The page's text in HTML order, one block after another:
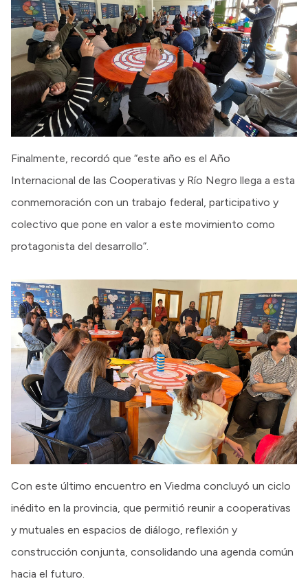
Finalmente, recordó que “este año es el Año
Internacional de las Cooperativas y Río Negro llega a esta
conmemoración con un trabajo federal, participativo y
colectivo que pone en valor a este movimiento como
protagonista del desarrollo”.
Con este último encuentro en Viedma concluyó un ciclo
inédito en la provincia, que permitió reunir a cooperativas
y mutuales en espacios de diálogo, reflexión y
construcción conjunta, consolidando una agenda común
hacia el futuro.